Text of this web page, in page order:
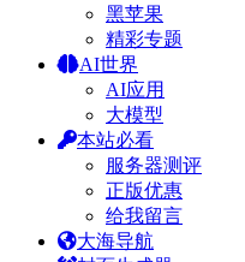
黑苹果
精彩专题
AI世界
AI应用
大模型
本站必看
服务器测评
正版优惠
给我留言
大海导航